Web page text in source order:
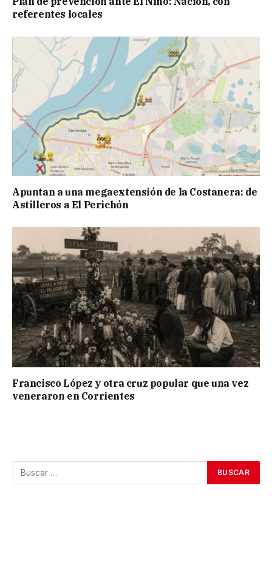
referentes locales
Apuntan a una megaextensión de la Costanera: de
Astilleros a El Perichón
Francisco López y otra cruz popular que una vez
veneraron en Corrientes